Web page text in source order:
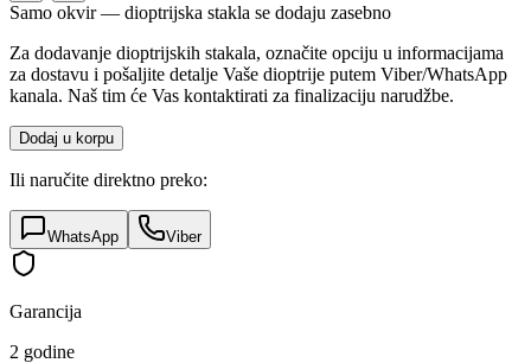
Samo okvir — dioptrijska stakla se dodaju zasebno
Za dodavanje dioptrijskih stakala, označite opciju u informacijama
za dostavu i pošaljite detalje Vaše dioptrije putem Viber/WhatsApp
kanala. Naš tim će Vas kontaktirati za finalizaciju narudžbe.
Dodaj u korpu
Ili naručite direktno preko:
WhatsApp Viber
Garancija
2 godine